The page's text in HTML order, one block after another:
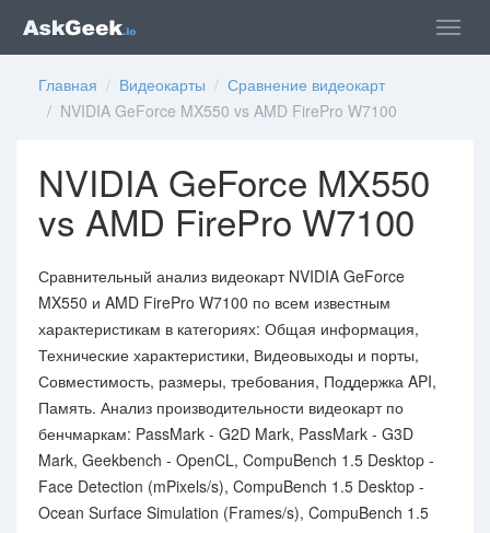
Главная / Видеокарты / Сравнение видеокарт
/ NVIDIA GeForce MX550 vs AMD FirePro W7100
NVIDIA GeForce MX550
vs AMD FirePro W7100
Сравнительный анализ видеокарт NVIDIA GeForce
MX550 и AMD FirePro W7100 по всем известным
характеристикам в категориях: Общая информация,
Технические характеристики, Видеовыходы и порты,
Совместимость, размеры, требования, Поддержка API,
Память. Анализ производительности видеокарт по
бенчмаркам: PassMark - G2D Mark, PassMark - G3D
Mark, Geekbench - OpenCL, CompuBench 1.5 Desktop -
Face Detection (mPixels/s), CompuBench 1.5 Desktop -
Ocean Surface Simulation (Frames/s), CompuBench 1.5